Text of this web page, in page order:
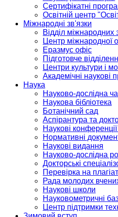
Сертифікатні
Освітній центр
Міжнародні зв'язки
Відділ міжнародних
Центр міжнародної
Еразмус офіс
Підготовче
Центри культури і
Академічні наукові
Наука
Науково-дослідна
Наукова бібліотека
Ботанічний сад
Аспірантура та
Наукові
Нормативні
Наукові видання
Науково-дослідна
Докторські
Перевірка на плагіат
Рада молодих
Наукові школи
Науковометричні
Центр підтримки